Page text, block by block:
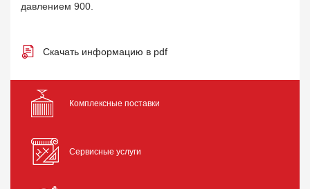
давлением 900.
Скачать информацию в pdf
Комплексные поставки
Сервисные услуги